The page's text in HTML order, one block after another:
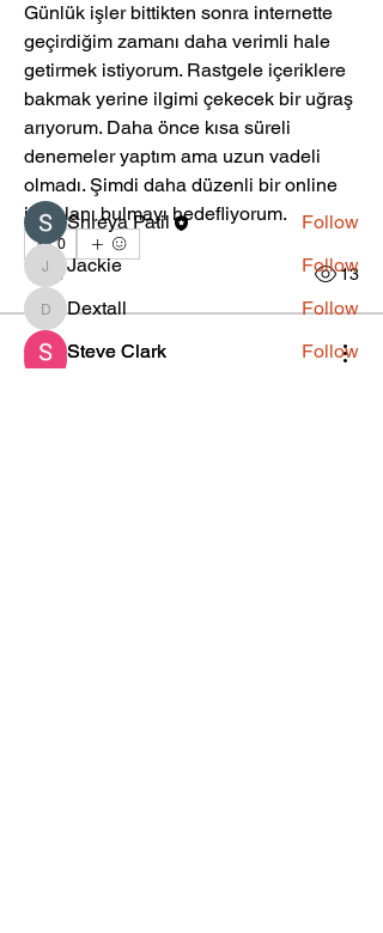
Günlük işler bittikten sonra internette
geçirdiğim zamanı daha verimli hale
getirmek istiyorum. Rastgele içeriklere
bakmak yerine ilgimi çekecek bir uğraş
arıyorum. Daha önce kısa süreli
denemeler yaptım ama uzun vadeli
olmadı. Şimdi daha düzenli bir online
ilgi alanı bulmayı hedefliyorum.
0
13
Steve Clark
About
Welcome to the group! You can connect
with other members, ge...
Read more
Members
Shreya Patil
Follow
JackieJackie Follow
DextallDextall
Follow
Steve Clark
Follow